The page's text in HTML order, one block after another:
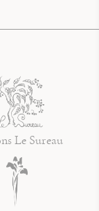
Le Sureau